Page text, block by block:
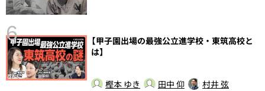
6
【甲子園出場の最強公立進学校・東筑高校と
は】
樫本 ゆき 田中 仰 村井 弦